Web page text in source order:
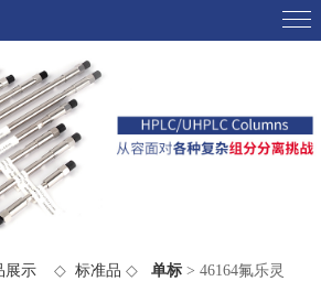
展示 ◇标准品 ◇单标 > 46164氟乐灵